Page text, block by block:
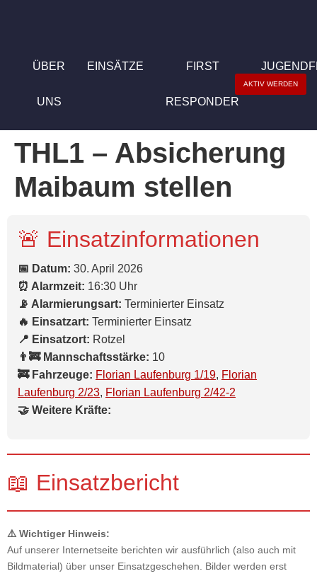
ÜBER
UNS
EINSÄTZE FIRST
RESPONDER
AKTIV WERDEN
THL1 – Absicherung
Maibaum stellen
🚨 Einsatzinformationen
📅 Datum: 30. April 2026
⏰ Alarmzeit: 16:30 Uhr
📡 Alarmierungsart: Terminierter Einsatz
🔥 Einsatzart: Terminierter Einsatz
📍 Einsatzort: Rotzel
👨‍🚒 Mannschaftsstärke: 10
🚒 Fahrzeuge: Florian Laufenburg 1/19, Florian
Laufenburg 2/23, Florian Laufenburg 2/42-2
🤝 Weitere Kräfte:
📖 Einsatzbericht
⚠️ Wichtiger Hinweis:
Auf unserer Internetseite berichten wir ausführlich (also auch mit
Bildmaterial) über unser Einsatzgeschehen. Bilder werden erst